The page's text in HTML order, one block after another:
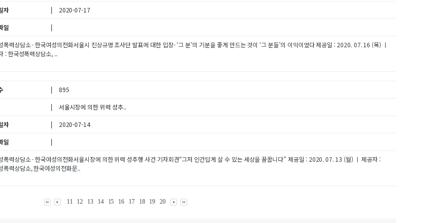
자 2020-07-17
일
폭력상담소 · 한국여성의전화서울시 진상규명 조사단 발표에 대한 입장- ‘그 분’의 기분을 좋게 만드는 것이 ‘그 분들’의 이익이었다 제공일 : 2020. 07. 16 (목) ㅣ
: 한국성폭력상담소, ..
895
서울시장에 의한 위력 성추..
자 2020-07-14
일
폭력상담소 · 한국여성의전화서울시장에 의한 위력 성추행 사건 기자회견“그저 인간답게 살 수 있는 세상을 꿈꿉니다” 제공일 : 2020. 07. 13 (월) ㅣ 제공자 :
폭력상담소, 한국여성의전화문..
11 12 13 14 15 16 17 18 19 20